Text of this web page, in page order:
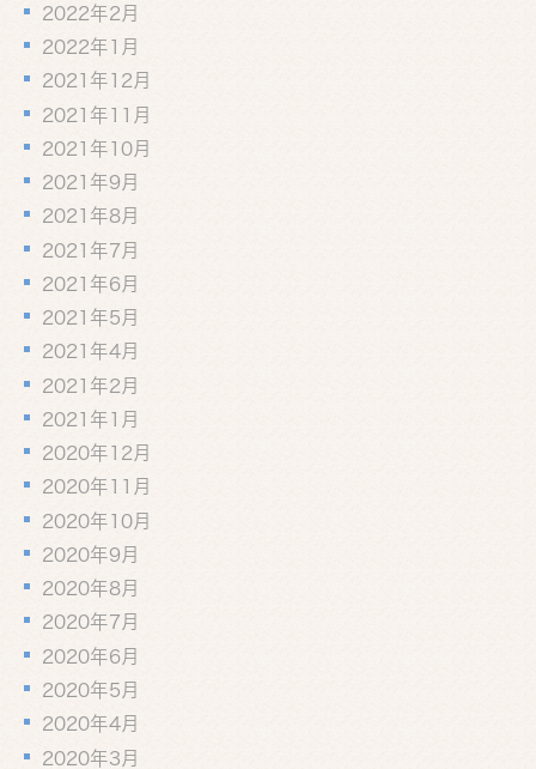
2022年2月
2022年1月
2021年12月
2021年11月
2021年10月
2021年9月
2021年8月
2021年7月
2021年6月
2021年5月
2021年4月
2021年2月
2021年1月
2020年12月
2020年11月
2020年10月
2020年9月
2020年8月
2020年7月
2020年6月
2020年5月
2020年4月
2020年3月